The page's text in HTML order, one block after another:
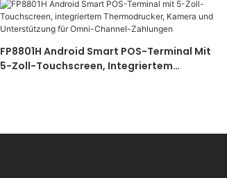
FP8801H Android Smart POS-Terminal Mit
5-Zoll-Touchscreen, Integriertem